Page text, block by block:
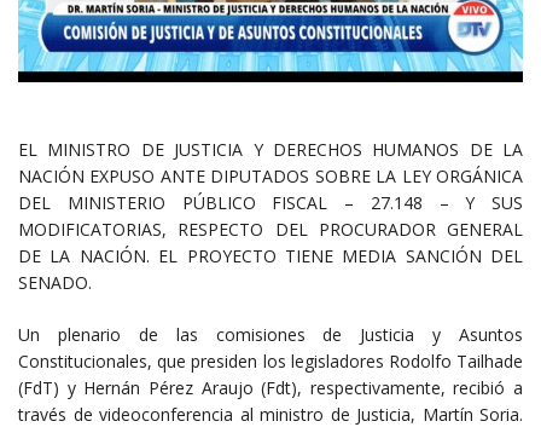
EL MINISTRO DE JUSTICIA Y DERECHOS HUMANOS DE LA
NACIÓN EXPUSO ANTE DIPUTADOS SOBRE LA LEY ORGÁNICA
DEL MINISTERIO PÚBLICO FISCAL – 27.148 – Y SUS
MODIFICATORIAS, RESPECTO DEL PROCURADOR GENERAL
DE LA NACIÓN. EL PROYECTO TIENE MEDIA SANCIÓN DEL
SENADO.
Un plenario de las comisiones de Justicia y Asuntos
Constitucionales, que presiden los legisladores Rodolfo Tailhade
(FdT) y Hernán Pérez Araujo (Fdt), respectivamente, recibió a
través de videoconferencia al ministro de Justicia, Martín Soria.